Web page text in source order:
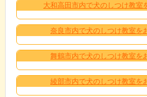
大和高田市内で犬のしつけ教室
奈良市内で犬のしつけ教室を
舞鶴市内で犬のしつけ教室を
綾部市内で犬のしつけ教室を